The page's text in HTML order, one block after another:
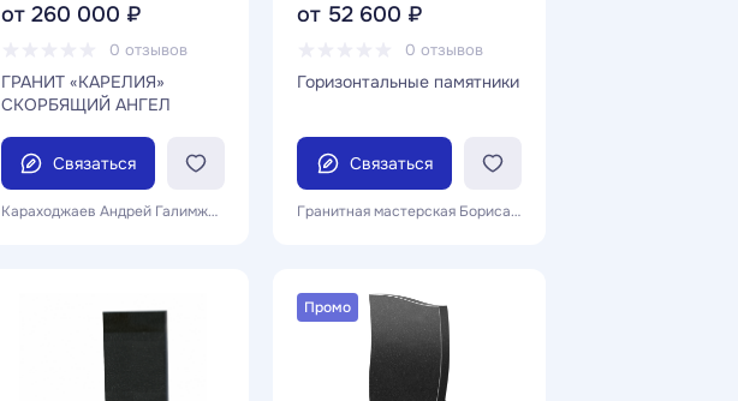
от 260 000 ₽
0 отзывов
ГРАНИТ «КАРЕЛИЯ»
СКОРБЯЩИЙ АНГЕЛ
Связаться
Караходжаев Андрей Галимжанович
от 52 600 ₽
0 отзывов
Горизонтальные памятники
Связаться
Гранитная мастерская Бориса Гладилина
Промо